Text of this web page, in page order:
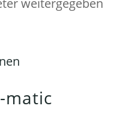
matic